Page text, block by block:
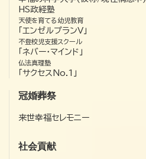
HS政経塾
天使を育てる幼児教育
「エンゼルプランV」
不登校児支援スクール
「ネバー・マインド」
仏法真理塾
「サクセスNo.1」
冠婚葬祭
来世幸福セレモニー
社会貢献